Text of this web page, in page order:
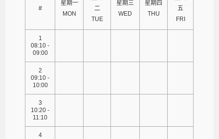
#
星期一
MON
二
TUE
星期三
WED
星期四
THU
五
FRI
1
08:10 -
09:00
2
09:10 -
10:00
3
10:20 -
11:10
4